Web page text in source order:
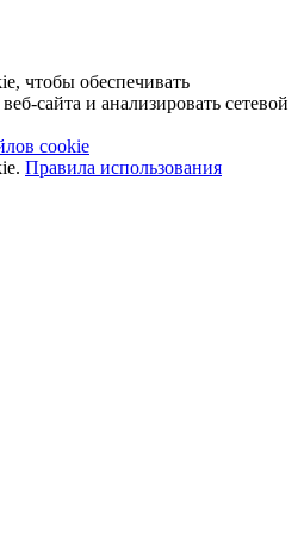
чтобы обеспечивать
сайта и анализировать сетевой
cookie
Правила использования